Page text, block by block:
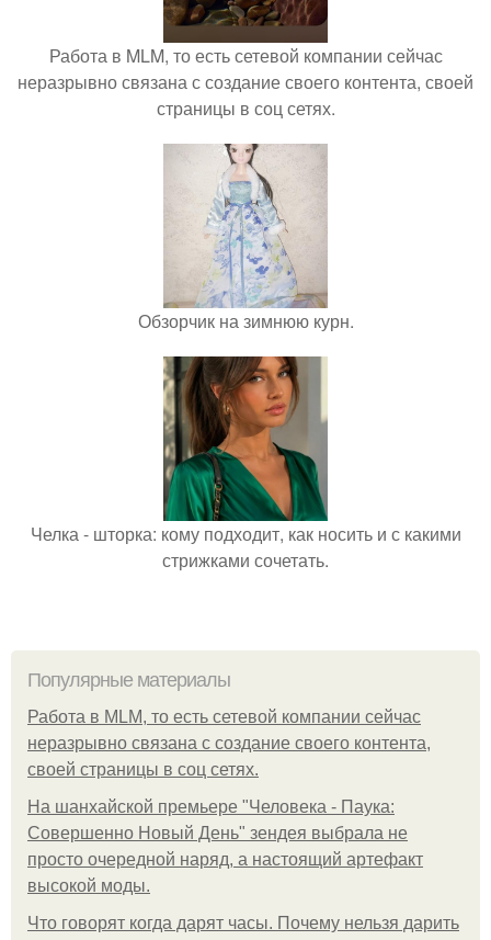
Работа в MLM, то есть сетевой компании сейчас
неразрывно связана с создание своего контента, своей
страницы в соц сетях.
Обзорчик на зимнюю курн.
Челка - шторка: кому подходит, как носить и с какими
стрижками сочетать.
Популярные материалы
Работа в MLM, то есть сетевой компании сейчас
неразрывно связана с создание своего контента,
своей страницы в соц сетях.
На шанхайской премьере "Человека - Паука:
Совершенно Новый День" зендея выбрала не
просто очередной наряд, а настоящий артефакт
высокой моды.
Что говорят когда дарят часы. Почему нельзя дарить